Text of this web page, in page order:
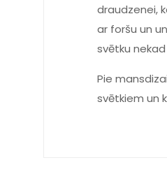
draudzenei,
ar foršu un
svētku
Pie
svētkiem un